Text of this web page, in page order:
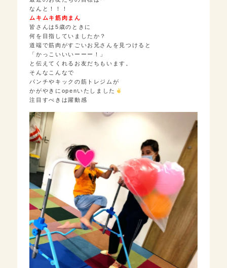
なんと！！！
ムキムキ筋肉まん
皆さんは5歳のときに
何を目指していましたか？
道端で筋肉がすごいお兄さんを見つけると
「かっこいいいーーー！」
と伝えてくれるお友だちもいます。
そんなこんなで
パンチやキックの筋トレジムが
かがやきにopenいたしました
注目すべきは躍動感